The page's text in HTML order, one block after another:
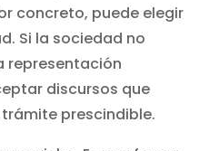
concreto, puede elegir
Si la sociedad no
representación
discursos que
prescindible.